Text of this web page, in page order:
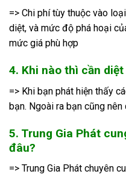
=> Chi phí tùy thuộc vào
diệt, và mức độ phá hoại
mức giá phù hợp
4. Khi nào thì cần diệt
=> Khi bạn phát hiện thấy
bạn. Ngoài ra bạn cũng
5. Trung Gia Phát
đâu?
=> Trung Gia Phát chuyên